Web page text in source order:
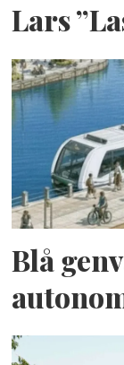
Lars
Blå